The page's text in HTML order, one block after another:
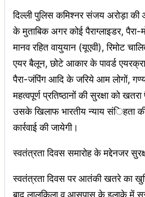
दिल्ली पुलिस कमिश्नर संजय अरोड़ा
के मुताबिक अगर कोई पैराग्लाइडर, पैरा-
मानव रहित वायुयान (यूएवी), रिमोट
एयर बैलून, छोटे आकार के पावर्ड
पैरा-जंपिंग आदि के जरिये आम लोगों,
महत्वपूर्ण प्रतिष्ठानों की सुरक्षा को
उसके खिलाफ भारतीय न्याय संिहता
कार्रवाई की जायेगी।
स्वतंत्रता दिवस समारोह के मद्देनजर
स्वतंत्रता दिवस पर आतंकी खतरे का
बाद लालकिला व आसपास के इलाके में